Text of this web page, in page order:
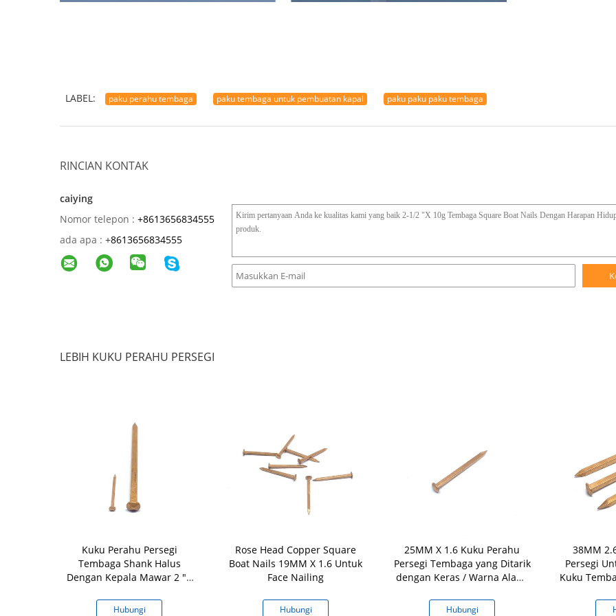
LABEL: paku perahu tembaga paku tembaga untuk pembuatan kapal paku paku paku tembaga
RINCIAN KONTAK
caiying
Nomor telepon : +8613656834555
ada apa : +8613656834555
LEBIH KUKU PERAHU PERSEGI
Kuku Perahu Persegi
Tembaga Shank Halus
Dengan Kepala Mawar 2 "X
Hubungi
Rose Head Copper Square
Boat Nails 19MM X 1.6 Untuk
Face Nailing
Hubungi
25MM X 1.6 Kuku Perahu
Persegi Tembaga yang Ditarik
dengan Keras / Warna Alami
Hubungi
38MM
Persegi
Kuku